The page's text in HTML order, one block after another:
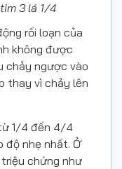
3 lá 1/4
rối loạn của
không được
chảy ngược vào
thay vì chảy lên
1/4 đến 4/4
độ nhẹ nhất. Ở
chứng như